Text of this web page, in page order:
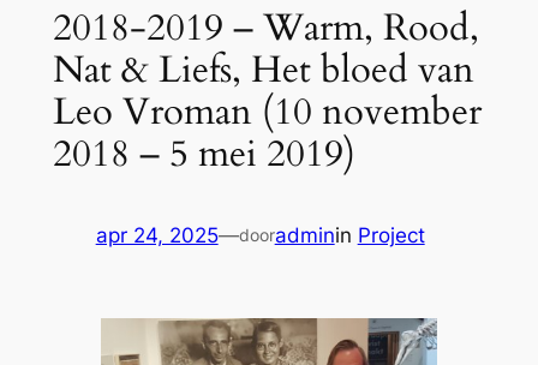
2018-2019 – Warm, Rood,
Nat & Liefs, Het bloed van
Leo Vroman (10 november
2018 – 5 mei 2019)
apr 24, 2025—dooradminin Project